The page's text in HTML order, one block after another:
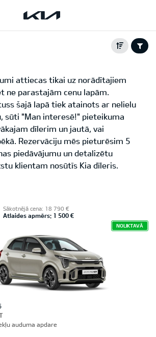
attiecas tikai uz norādītajiem
ne parastajām cenu lapām.
šajā lapā tiek atainots ar nelielu
sūti "Man interesē!" pieteikuma
dīlerim un jautā, vai
Rezervāciju mēs pieturēsim 5
piedāvājumu un detalizētu
klientam nosūtīs Kia dīleris.
Sākotnējā cena: 18 790 €
Atlaides apmērs: 1 500 €
NOLIKTAVĀ
auduma apdare